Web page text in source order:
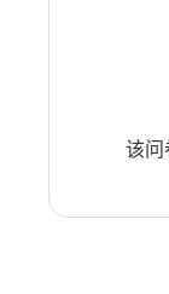
该问